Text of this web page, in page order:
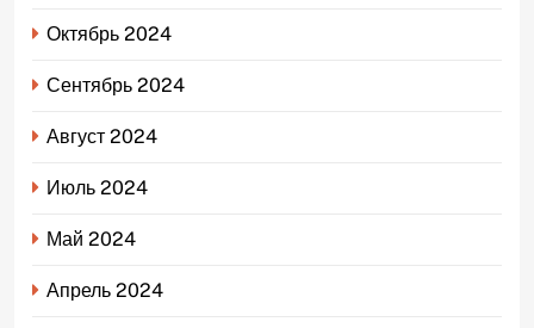
Октябрь 2024
Сентябрь 2024
Август 2024
Июль 2024
Май 2024
Апрель 2024